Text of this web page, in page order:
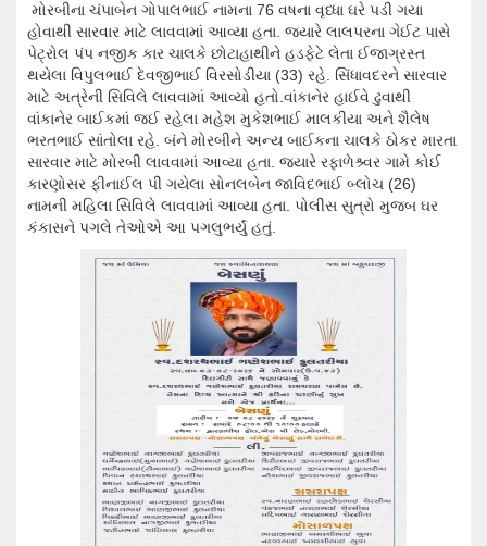
મોરબીના ચંપાબેન ગોપાલભાઈ નામના 76 વષના વૃધ્ધા ઘરે પડી ગયા
હોવાથી સારવાર માટે લાવવામાં આવ્યા હતા. જયારે લાલપરના ગેઈટ પાસે
પેટ્રોલ પંપ નજીક કાર ચાલકે છોટાહાથીને હડફેટે લેતા ઈજાગ્રસ્ત
થયેલા વિપુલભાઈ દેવજીભાઈ વિરસોડીયા (33) રહે. સિંધાવદરને સારવાર
માટે અત્રેની સિવિલે લાવવામાં આવ્યો હતો.વાંકાનેર હાઈવે ઢુવાથી
વાંકાનેર બાઈકમાં જઈ રહેલા મહેશ મુકેશભાઈ માલકીયા અને શૈલેષ
ભરતભાઈ સાંતોલા રહે. બંને મોરબીને અન્ય બાઈકના ચાલકે ઠોકર મારતા
સારવાર માટે મોરબી લાવવામાં આવ્યા હતા. જયારે રફાળેશ્ર્વર ગામે કોઈ
કારણોસર ફીનાઈલ પી ગયેલા સોનલબેન જાવિદભાઈ બ્લોચ (26)
નામની મહિલા સિવિલે લાવવામાં આવ્યા હતા. પોલીસ સુત્રો મુજબ ઘર
કંકાસને પગલે તેઓએ આ પગલુભર્યું હતું.